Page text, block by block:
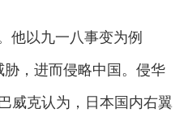
他以九一八事变为例
，进而侵略中国。侵华
威克认为，日本国内右翼